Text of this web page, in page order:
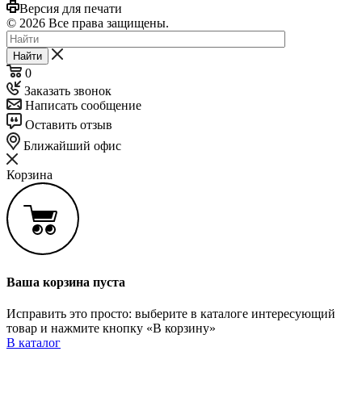
Версия для печати
© 2026 Все права защищены.
Найти
0
Заказать звонок
Написать сообщение
Оставить отзыв
Ближайший офис
Корзина
Ваша корзина пуста
Исправить это просто: выберите в каталоге интересующий
товар и нажмите кнопку «В корзину»
В каталог